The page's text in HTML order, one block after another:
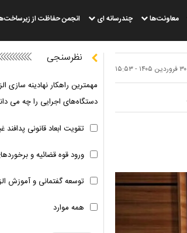
معاونت‌ها چندرسانه ای انجمن حفاظت از
۳۰ فروردين ۱۴۰۵ - ۱۵:۵۳
نظرسنجی
مهمترین راهکار نهادینه سازی
دستگاه‌های اجرایی را چه می
تقویت ابعاد قانونی پدافند
ورود قوه قضائیه و
توسعه گفتمانی و آموزش
همه موارد